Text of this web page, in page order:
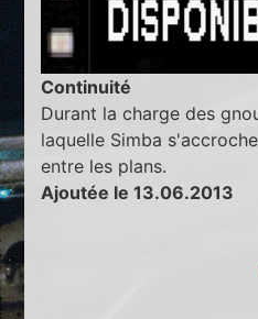
Continuité
Durant la charge des
laquelle Simba
entre les plans.
Ajoutée le 13.06.2013